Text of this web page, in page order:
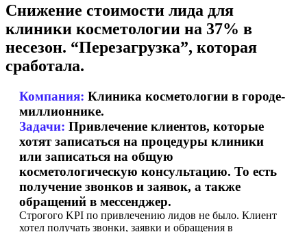
Снижение стоимости лида для
клиники косметологии на 37% в
несезон. “Перезагрузка”, которая
сработала.
Компания: Клиника косметологии в городе-
миллионнике.
Задачи: Привлечение клиентов, которые
хотят записаться на процедуры клиники
или записаться на общую
косметологическую консультацию. То есть
получение звонков и заявок, а также
обращений в мессенджер.
Строгого KPI по привлечению лидов не было. Клиент
хотел получать звонки, заявки и обращения в